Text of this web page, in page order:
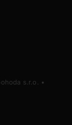
s.r.o. •